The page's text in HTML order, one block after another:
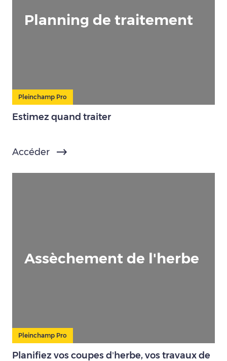
Planning de traitement
Pleinchamp Pro
Estimez quand traiter
Accéder
Assèchement de l'herbe
Pleinchamp Pro
Planifiez vos coupes d’herbe, vos travaux de